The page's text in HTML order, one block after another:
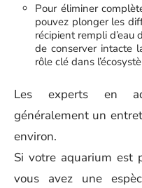
Pour éliminer
pouvez plonger les
récipient rempli d’eau
de conserver intacte
rôle clé dans
Les experts en
généralement un
environ.
Si votre aquarium est
vous avez une